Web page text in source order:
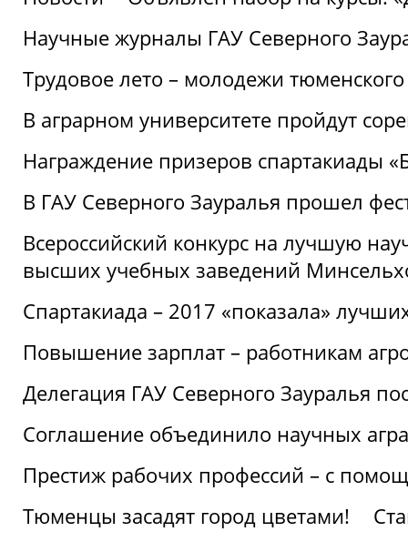
Научные журналы ГАУ Северного
Трудовое лето – молодежи
В аграрном университете пройдут
Награждение призеров спартакиады
В ГАУ Северного Зауралья прошел
Всероссийский конкурс на лучшую
высших учебных заведений
Спартакиада – 2017 «показала»
Повышение зарплат – работникам
Делегация ГАУ Северного Зауралья
Соглашение объединило научных
Престиж рабочих профессий – с
Тюменцы засадят город цветами!